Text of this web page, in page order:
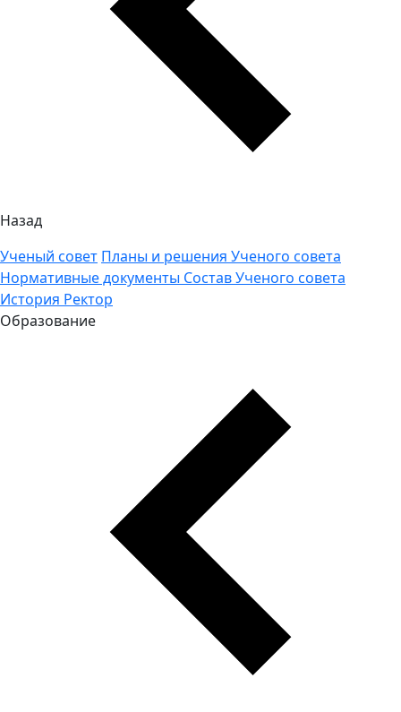
Назад
Ученый совет Планы и решения Ученого совета
Нормативные документы Состав Ученого совета
История Ректор
Образование